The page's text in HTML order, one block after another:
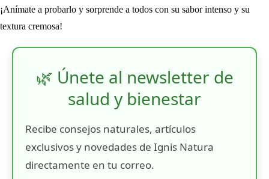
¡Anímate a probarlo y sorprende a todos con su sabor intenso y su
textura cremosa!
🌿 Únete al newsletter de
salud y bienestar
Recibe consejos naturales, artículos
exclusivos y novedades de Ignis Natura
directamente en tu correo.